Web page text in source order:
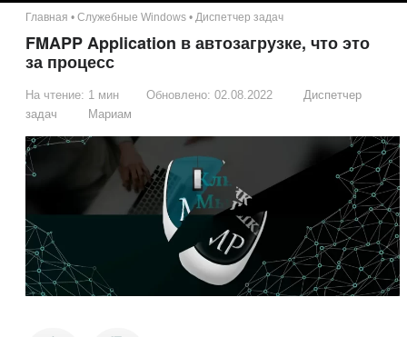
Главная • Служебные Windows • Диспетчер задач
FMAPP Application в автозагрузке, что это
за процесс
На чтение: 1 мин Обновлено: 02.08.2022
Диспетчер
задач
Мариам